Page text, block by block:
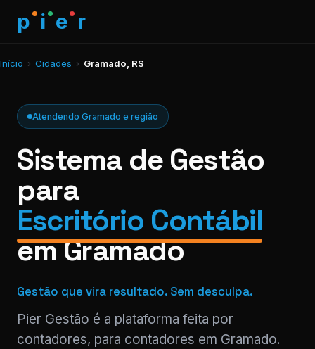
p i e r
Início › Cidades › Gramado, RS
Atendendo Gramado e região
Sistema de Gestão
para
Escritório Contábil
em Gramado
Gestão que vira resultado. Sem desculpa.
Pier Gestão é a plataforma feita por
contadores, para contadores em Gramado.